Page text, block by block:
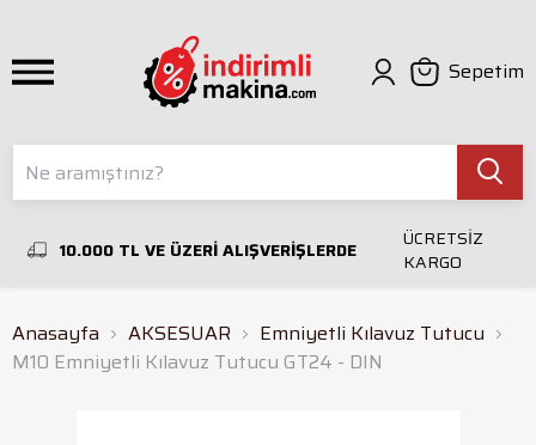
Sepetim
10.000 TL VE ÜZERİ ALIŞVERİŞLERDE
ÜCRETSİZ
KARGO
Anasayfa AKSESUAR
Emniyetli Kılavuz Tutucu
M10 Emniyetli Kılavuz Tutucu GT24 - DIN